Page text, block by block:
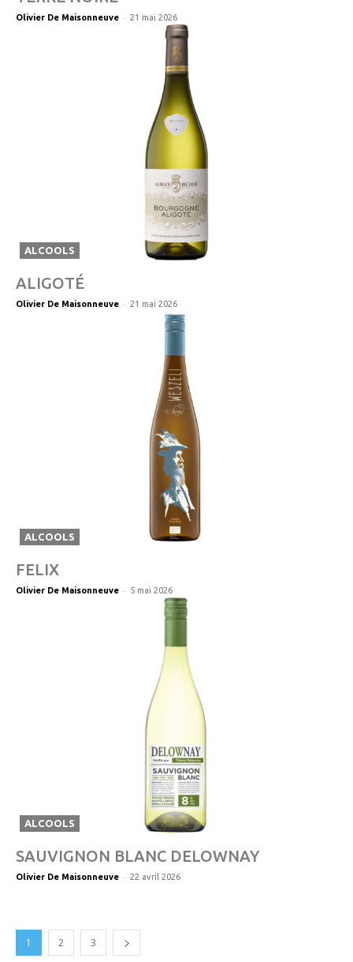
Olivier De Maisonneuve - 21 mai 2026
ALCOOLS
ALIGOTÉ
Olivier De Maisonneuve - 21 mai 2026
ALCOOLS
FELIX
Olivier De Maisonneuve - 5 mai 2026
ALCOOLS
SAUVIGNON BLANC DELOWNAY
Olivier De Maisonneuve - 22 avril 2026
1 2 3